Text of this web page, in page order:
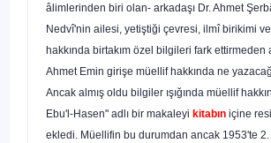
âlimlerinden biri olan- arkadaşı Dr. Ahmet
Nedvî'nin ailesi, yetiştiği çevresi, ilmî birikimi
hakkında birtakım özel bilgileri fark ettir­meden
Ahmet Emin girişe müellif hakkında ne
Ancak almış oldu bilgiler ışığında müellif
Ebu'l-Hasen" adlı bir makaleyi kitabın içine
ekledi. Müellifin bu durum­dan ancak 1953'te 2.